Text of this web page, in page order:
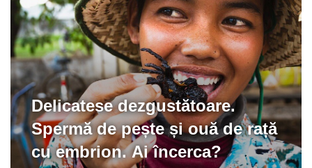
Delicatese dezgustătoare.
Spermă de pește și ouă de rață
cu embrion. Ai încerca?